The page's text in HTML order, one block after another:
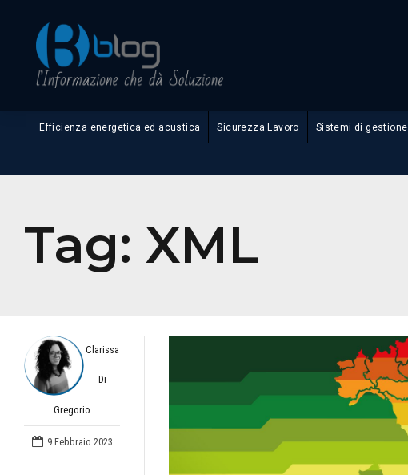
Efficienza energetica ed acustica Sicurezza Lavoro Sistemi di gestione
Tag: XML
Clarissa
Di
Gregorio
9 Febbraio 2023